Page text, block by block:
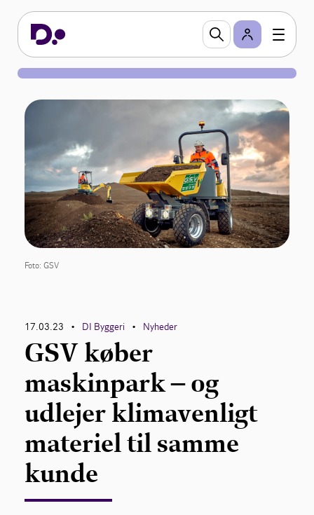
Foto: GSV
17.03.23 • DI Byggeri • Nyheder
GSV køber
maskinpark – og
udlejer klimavenligt
materiel til samme
kunde